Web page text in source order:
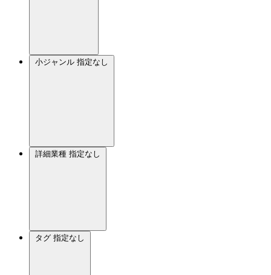
小ジャンル 指定なし
詳細業種 指定なし
タグ 指定なし